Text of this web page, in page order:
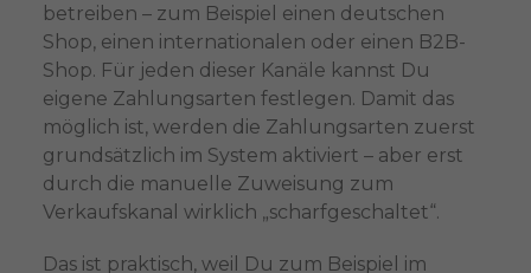
betreiben – zum Beispiel einen deutschen
Shop, einen internationalen oder einen B2B-
Shop. Für jeden dieser Kanäle kannst Du
eigene Zahlungsarten festlegen. Damit das
möglich ist, werden die Zahlungsarten zuerst
grundsätzlich im System aktiviert – aber erst
durch die manuelle Zuweisung zum
Verkaufskanal wirklich „scharfgeschaltet“.
Das ist praktisch, weil Du zum Beispiel im